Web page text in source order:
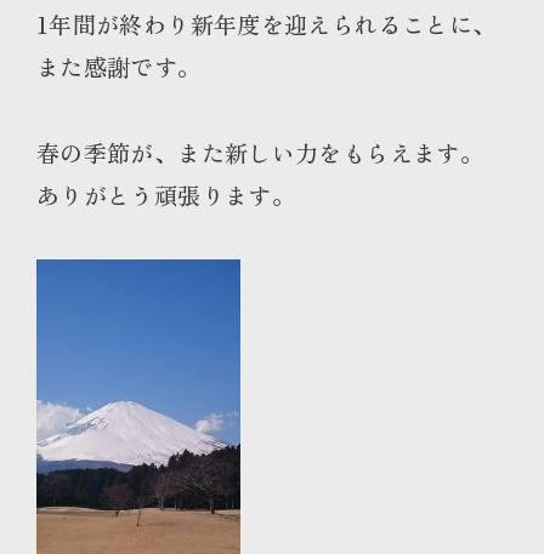
1年間が終わり新年度を迎えられることに、
また感謝です。
春の季節が、また新しい力をもらえます。
ありがとう頑張ります。